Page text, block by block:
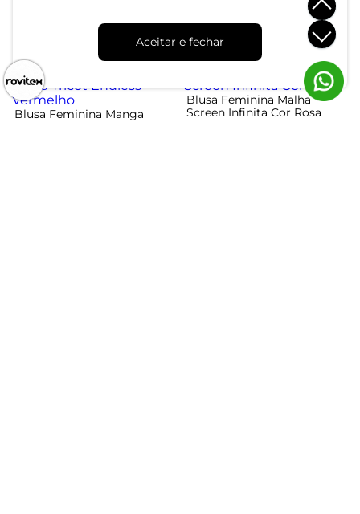
Aceitar e fechar
ou 1x de R$ 34,99 sem juros R$ 94,99
ou 3x de R$ 31,66 sem juros
-20%
Blusa Feminina Manga
Blusa Feminina Malha
Screen Infinita Cor Rosa